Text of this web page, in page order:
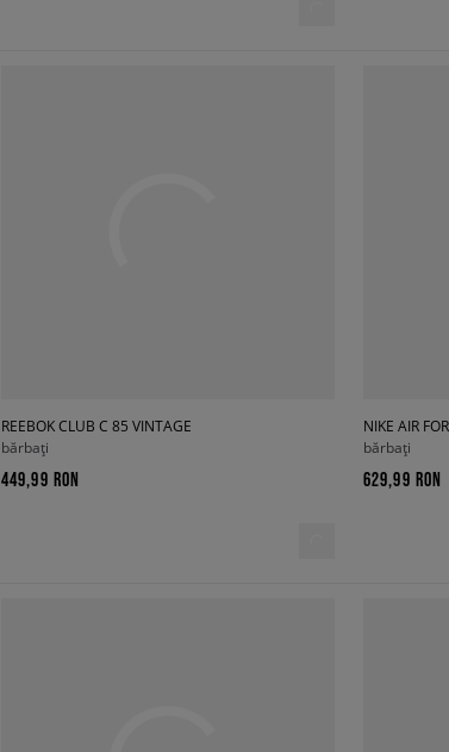
REEBOK CLUB C 85 VINTAGE
bărbați
449,99 RON
NIKE AIR
bărbați
629,99 RON